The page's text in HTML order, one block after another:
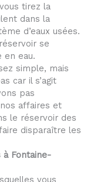
tirez la
dans la
d’eaux usées.
se
en eau.
simple, mais
car il s’agit
pas
affaires et
le réservoir des
disparaître les
Fontaine-
vous